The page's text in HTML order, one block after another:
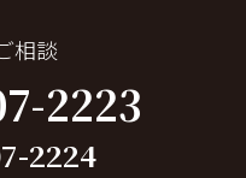
相談
2223
2224